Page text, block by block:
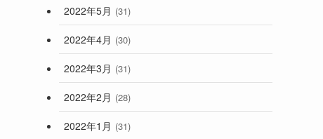
2022年5月 (31)
2022年4月 (30)
2022年3月 (31)
2022年2月 (28)
2022年1月 (31)